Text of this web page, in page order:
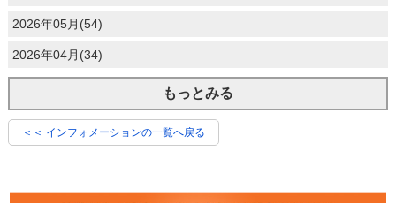
2026年05月(54)
2026年04月(34)
もっとみる
＜＜ インフォメーションの一覧へ戻る